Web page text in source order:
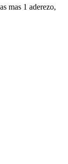
mas 1 aderezo,